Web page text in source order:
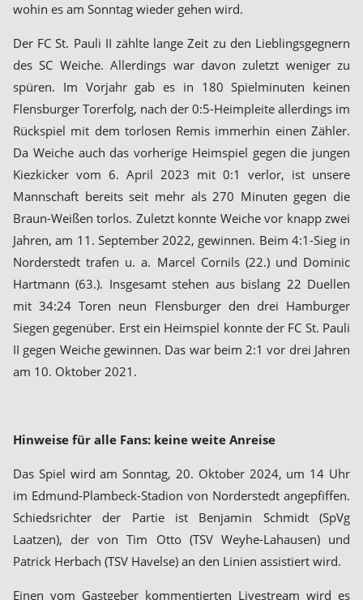
wohin es am Sonntag wieder gehen wird.
Der FC St. Pauli II zählte lange Zeit zu den Lieblingsgegnern
des SC Weiche. Allerdings war davon zuletzt weniger zu
spüren. Im Vorjahr gab es in 180 Spielminuten keinen
Flensburger Torerfolg, nach der 0:5-Heimpleite allerdings im
Rückspiel mit dem torlosen Remis immerhin einen Zähler.
Da Weiche auch das vorherige Heimspiel gegen die jungen
Kiezkicker vom 6. April 2023 mit 0:1 verlor, ist unsere
Mannschaft bereits seit mehr als 270 Minuten gegen die
Braun-Weißen torlos. Zuletzt konnte Weiche vor knapp zwei
Jahren, am 11. September 2022, gewinnen. Beim 4:1-Sieg in
Norderstedt trafen u. a. Marcel Cornils (22.) und Dominic
Hartmann (63.). Insgesamt stehen aus bislang 22 Duellen
mit 34:24 Toren neun Flensburger den drei Hamburger
Siegen gegenüber. Erst ein Heimspiel konnte der FC St. Pauli
II gegen Weiche gewinnen. Das war beim 2:1 vor drei Jahren
am 10. Oktober 2021.
Hinweise für alle Fans: keine weite Anreise
Das Spiel wird am Sonntag, 20. Oktober 2024, um 14 Uhr
im Edmund-Plambeck-Stadion von Norderstedt angepfiffen.
Schiedsrichter der Partie ist Benjamin Schmidt (SpVg
Laatzen), der von Tim Otto (TSV Weyhe-Lahausen) und
Patrick Herbach (TSV Havelse) an den Linien assistiert wird.
Einen vom Gastgeber kommentierten Livestream wird es